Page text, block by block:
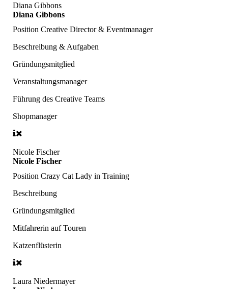
Diana Gibbons
Diana Gibbons
Position Creative Director & Eventmanager
Beschreibung & Aufgaben
Gründungsmitglied
Veranstaltungsmanager
Führung des Creative Teams
Shopmanager
Nicole Fischer
Nicole Fischer
Position Crazy Cat Lady in Training
Beschreibung
Gründungsmitglied
Mitfahrerin auf Touren
Katzenflüsterin
Laura Niedermayer